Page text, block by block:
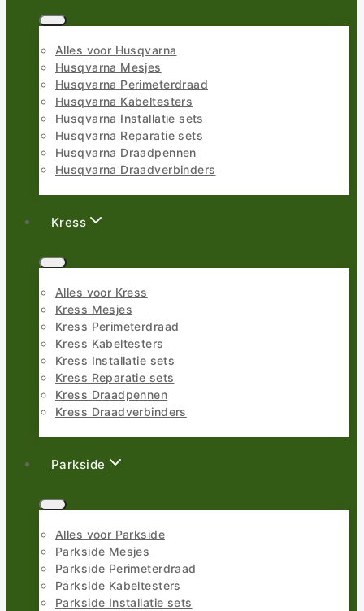
Alles voor Husqvarna
Husqvarna Mesjes
Husqvarna Perimeterdraad
Husqvarna Kabeltesters
Husqvarna Installatie sets
Husqvarna Reparatie sets
Husqvarna Draadpennen
Husqvarna Draadverbinders
Kress
Alles voor Kress
Kress Mesjes
Kress Perimeterdraad
Kress Kabeltesters
Kress Installatie sets
Kress Reparatie sets
Kress Draadpennen
Kress Draadverbinders
Parkside
Alles voor Parkside
Parkside Mesjes
Parkside Perimeterdraad
Parkside Kabeltesters
Parkside Installatie sets